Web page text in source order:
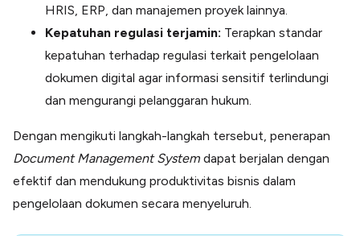
HRIS, ERP, dan manajemen proyek lainnya.
Kepatuhan regulasi terjamin: Terapkan standar
kepatuhan terhadap regulasi terkait pengelolaan
dokumen digital agar informasi sensitif terlindungi
dan mengurangi pelanggaran hukum.
Dengan mengikuti langkah-langkah tersebut, penerapan
Document Management System dapat berjalan dengan
efektif dan mendukung produktivitas bisnis dalam
pengelolaan dokumen secara menyeluruh.